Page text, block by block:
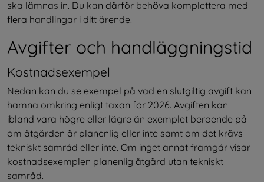
ska lämnas in. Du kan därför behöva komplettera med
flera handlingar i ditt ärende.
Avgifter och handläggningstid
Kostnadsexempel
Nedan kan du se exempel på vad en slutgiltig avgift kan
hamna omkring enligt taxan för 2026. Avgiften kan
ibland vara högre eller lägre än exemplet beroende på
om åtgärden är planenlig eller inte samt om det krävs
tekniskt samråd eller inte. Om inget annat framgår visar
kostnadsexemplen planenlig åtgärd utan tekniskt
samråd.